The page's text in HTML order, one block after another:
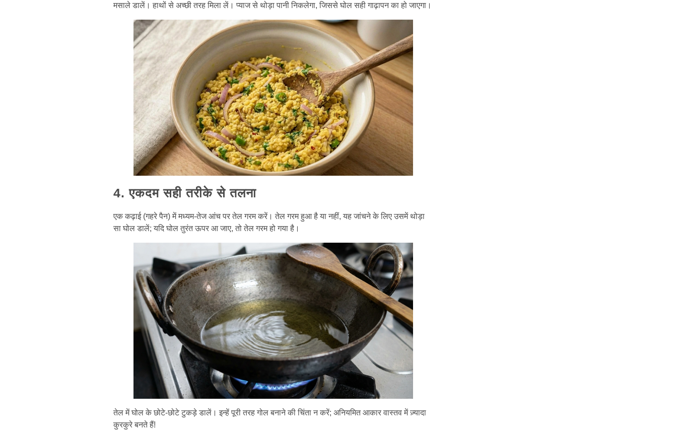
मसाले डालें। हाथों से अच्छी तरह मिला लें। प्याज से थोड़ा पानी निकलेगा, जिससे घोल सही गाढ़ापन का हो जाएगा।
4. एकदम सही तरीके से तलना
एक कढ़ाई (गहरे पैन) में मध्यम-तेज आंच पर तेल गरम करें। तेल गरम हुआ है या नहीं, यह जांचने के लिए उसमें थोड़ा
सा घोल डालें; यदि घोल तुरंत ऊपर आ जाए, तो तेल गरम हो गया है।
तेल में घोल के छोटे-छोटे टुकड़े डालें। इन्हें पूरी तरह गोल बनाने की चिंता न करें; अनियमित आकार वास्तव में ज़्यादा
कुरकुरे बनते हैं!